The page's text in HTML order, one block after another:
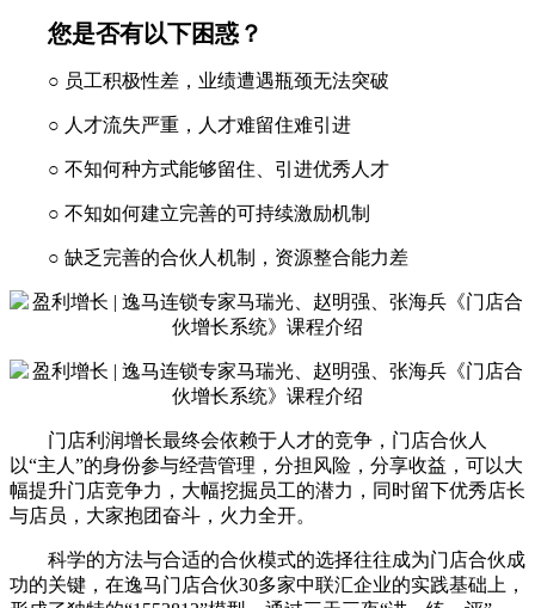
您是否有以下困惑？
○ 员工积极性差，业绩遭遇瓶颈无法突破
○ 人才流失严重，人才难留住难引进
○ 不知何种方式能够留住、引进优秀人才
○ 不知如何建立完善的可持续激励机制
○ 缺乏完善的合伙人机制，资源整合能力差
门店利润增长最终会依赖于人才的竞争，门店合伙人
以“主人”的身份参与经营管理，分担风险，分享收益，可以大
幅提升门店竞争力，大幅挖掘员工的潜力，同时留下优秀店长
与店员，大家抱团奋斗，火力全开。
科学的方法与合适的合伙模式的选择往往成为门店合伙成
功的关键，在逸马门店合伙30多家中联汇企业的实践基础上，